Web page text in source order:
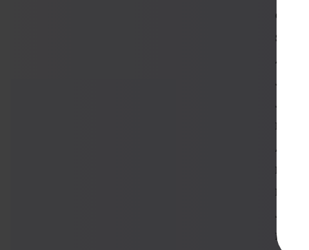
August
Juli
Juni
Mai
April
März
Januar